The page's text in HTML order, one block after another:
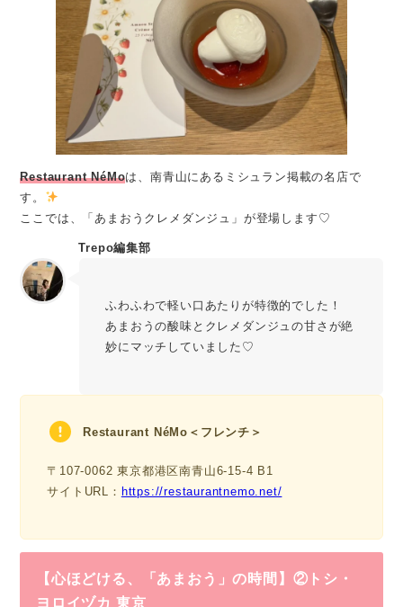
Restaurant NéMoは、南青山にあるミシュラン掲載の名店で
す。
ここでは、「あまおうクレメダンジュ」が登場します♡
Trepo編集部
ふわふわで軽い口あたりが特徴的でした！
あまおうの酸味とクレメダンジュの甘さが絶
妙にマッチしていました♡
Restaurant NéMo＜フレンチ＞
〒107-0062 東京都港区南青山6-15-4 B1
サイトURL： https://restaurantnemo.net/
【心ほどける、「あまおう」の時間】② トシ・
ヨロイヅカ 東京